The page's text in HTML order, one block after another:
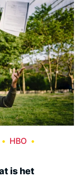
HBO
is het